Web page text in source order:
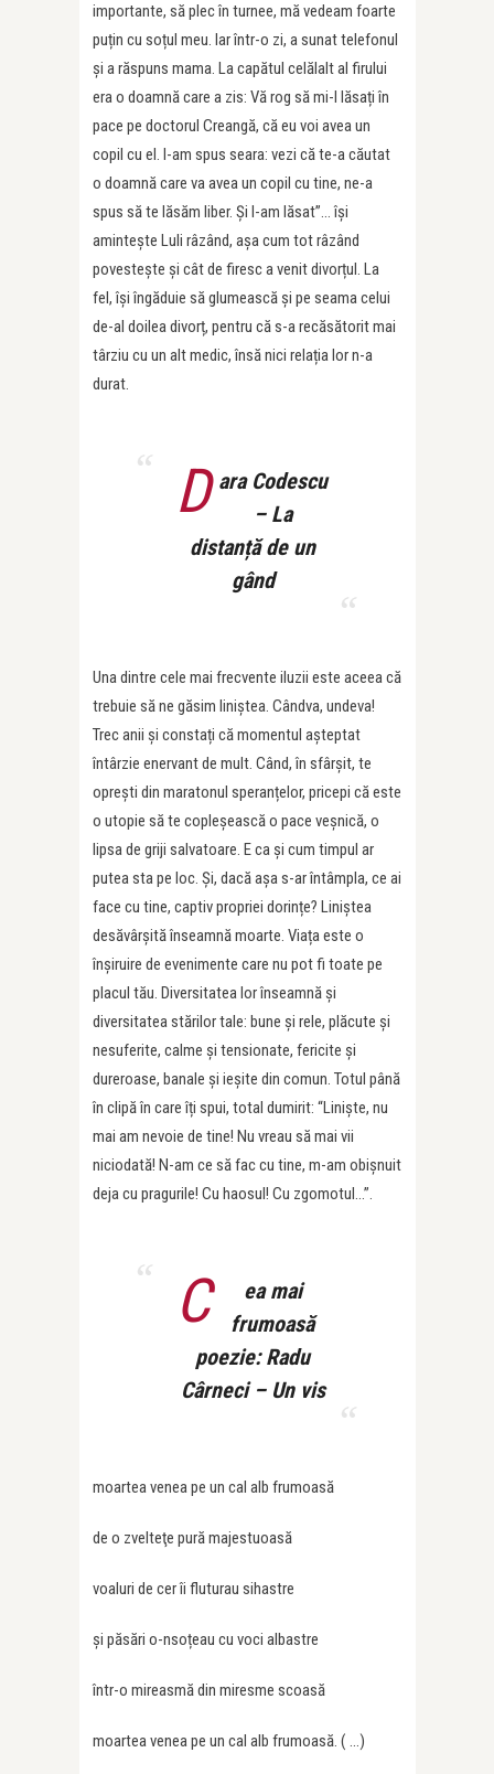
importante, să plec în turnee, mă vedeam foarte
puțin cu soțul meu. Iar într-o zi, a sunat telefonul
și a răspuns mama. La capătul celălalt al firului
era o doamnă care a zis: Vă rog să mi-l lăsați în
pace pe doctorul Creangă, că eu voi avea un
copil cu el. I-am spus seara: vezi că te-a căutat
o doamnă care va avea un copil cu tine, ne-a
spus să te lăsăm liber. Și l-am lăsat”… își
amintește Luli râzând, așa cum tot râzând
povestește și cât de firesc a venit divorțul. La
fel, își îngăduie să glumească și pe seama celui
de-al doilea divorț, pentru că s-a recăsătorit mai
târziu cu un alt medic, însă nici relația lor n-a
durat.
D ara Codescu
– La
distanță de un
gând
Una dintre cele mai frecvente iluzii este aceea că
trebuie să ne găsim liniștea. Cândva, undeva!
Trec anii și constați că momentul așteptat
întârzie enervant de mult. Când, în sfârșit, te
oprești din maratonul speranțelor, pricepi că este
o utopie să te copleșească o pace veșnică, o
lipsa de griji salvatoare. E ca și cum timpul ar
putea sta pe loc. Și, dacă așa s-ar întâmpla, ce ai
face cu tine, captiv propriei dorințe? Liniștea
desăvârșită înseamnă moarte. Viața este o
înșiruire de evenimente care nu pot fi toate pe
placul tău. Diversitatea lor înseamnă și
diversitatea stărilor tale: bune și rele, plăcute și
nesuferite, calme și tensionate, fericite și
dureroase, banale și ieșite din comun. Totul până
în clipă în care îți spui, total dumirit: “Liniște, nu
mai am nevoie de tine! Nu vreau să mai vii
niciodată! N-am ce să fac cu tine, m-am obișnuit
deja cu pragurile! Cu haosul! Cu zgomotul…”.
C
ea mai
frumoasă
poezie: Radu
Cârneci – Un vis
moartea venea pe un cal alb frumoasă
de o zvelteţe pură majestuoasă
voaluri de cer îi fluturau sihastre
şi păsări o-nsoțeau cu voci albastre
într-o mireasmă din miresme scoasă
moartea venea pe un cal alb frumoasă. ( …)